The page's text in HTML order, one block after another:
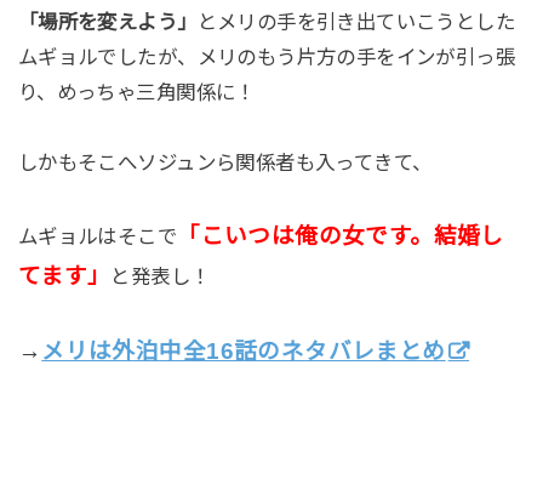
「場所を変えよう」
とメリの手を引き出ていこうとした
ムギョルでしたが、メリのもう片方の手をインが引っ張
り、めっちゃ三角関係に！
しかもそこへソジュンら関係者も入ってきて、
ムギョルはそこで
「こいつは俺の女です。結婚し
てます」
と発表し！
→ メリは外泊中全16話のネタバレまとめ